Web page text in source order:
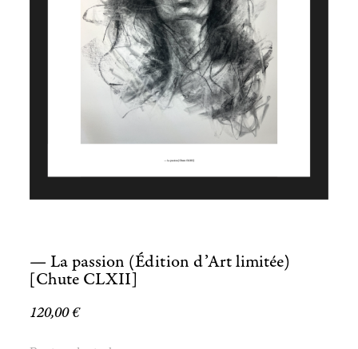
— La passion (Édition d’Art limitée)
[Chute CLXII]
120,00€